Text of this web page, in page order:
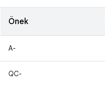
Önek
A-
QC-